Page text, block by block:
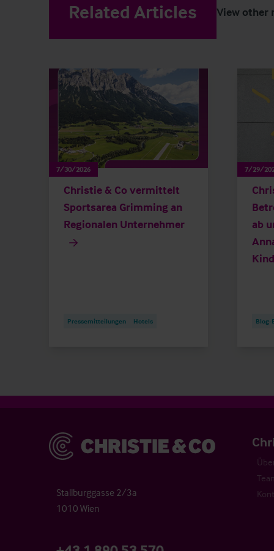
Related Articles View other
7/30/2026
Christie & Co vermittelt
Sportsarea Grimming an
Regionalen Unternehmer
Pressemitteilungen Hotels
7/29/
ab
Blog-
Christie & Co
Stallburggasse 2/3a
1010 Wien